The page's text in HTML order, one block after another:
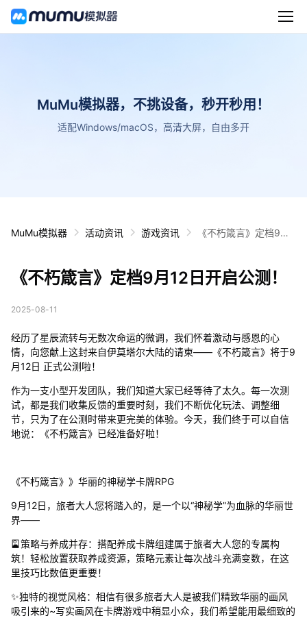
MuMu模拟器，不挑设备，秒开秒用！
适配Windows/macOS，高清大屏，自由多开
MuMu模拟器 活动资讯 游戏资讯
《不朽箴言》定档9月1
《不朽箴言》定档9月12日开启公测！
2025-08-11
经历了星辰流转与无数次命运的微调，我们怀着激动与感恩的心
情，向您献上这封来自伊莫塔尔大陆的请柬——《不朽箴言》将于9
月12日 正式公测啦！
作为一支小型开发团队，我们知道大家已经等待了太久。每一次测
试，都是我们收集反馈的重要时刻，我们不断优化玩法、调整细
节，只为了在公测时带来更完美的体验。今天，我们终于可以自信
地说：《不朽箴言》已经准备好啦！
《不朽箴言》》华丽的神秘学卡牌RPG
9月12日，旅者大人您将踏入的，是一个以“神秘学”为血脉的华丽世
界——
🎴策略与养成并存：搭配养成卡牌组建属于旅者大人您的专属构
筑！轻松放置获取养成资源，策略元素让每次战斗充满变数，在这
里技巧比数值更重要！
✨独特的视觉风格：相信有很多旅者大人是被我们精致华丽的画风
吸引来的~写实画风在卡牌游戏中稍显小众，我们希望能用最细致的